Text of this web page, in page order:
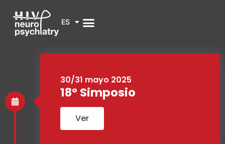
ES
30/31 mayo 2025
18º Simposio
Ver